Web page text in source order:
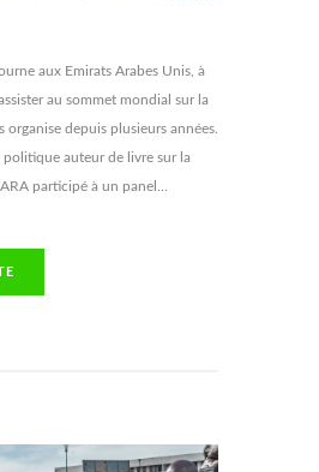
aux Emirats Arabes Unis, à
au sommet mondial sur la
organise depuis plusieurs années.
politique auteur de livre sur la
participé à un panel...